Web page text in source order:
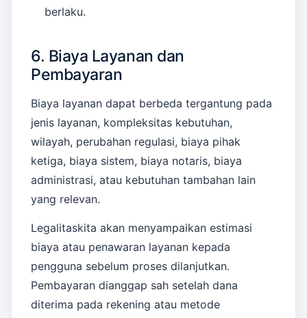
berlaku.
6. Biaya Layanan dan
Pembayaran
Biaya layanan dapat berbeda tergantung pada
jenis layanan, kompleksitas kebutuhan,
wilayah, perubahan regulasi, biaya pihak
ketiga, biaya sistem, biaya notaris, biaya
administrasi, atau kebutuhan tambahan lain
yang relevan.
Legalitaskita akan menyampaikan estimasi
biaya atau penawaran layanan kepada
pengguna sebelum proses dilanjutkan.
Pembayaran dianggap sah setelah dana
diterima pada rekening atau metode